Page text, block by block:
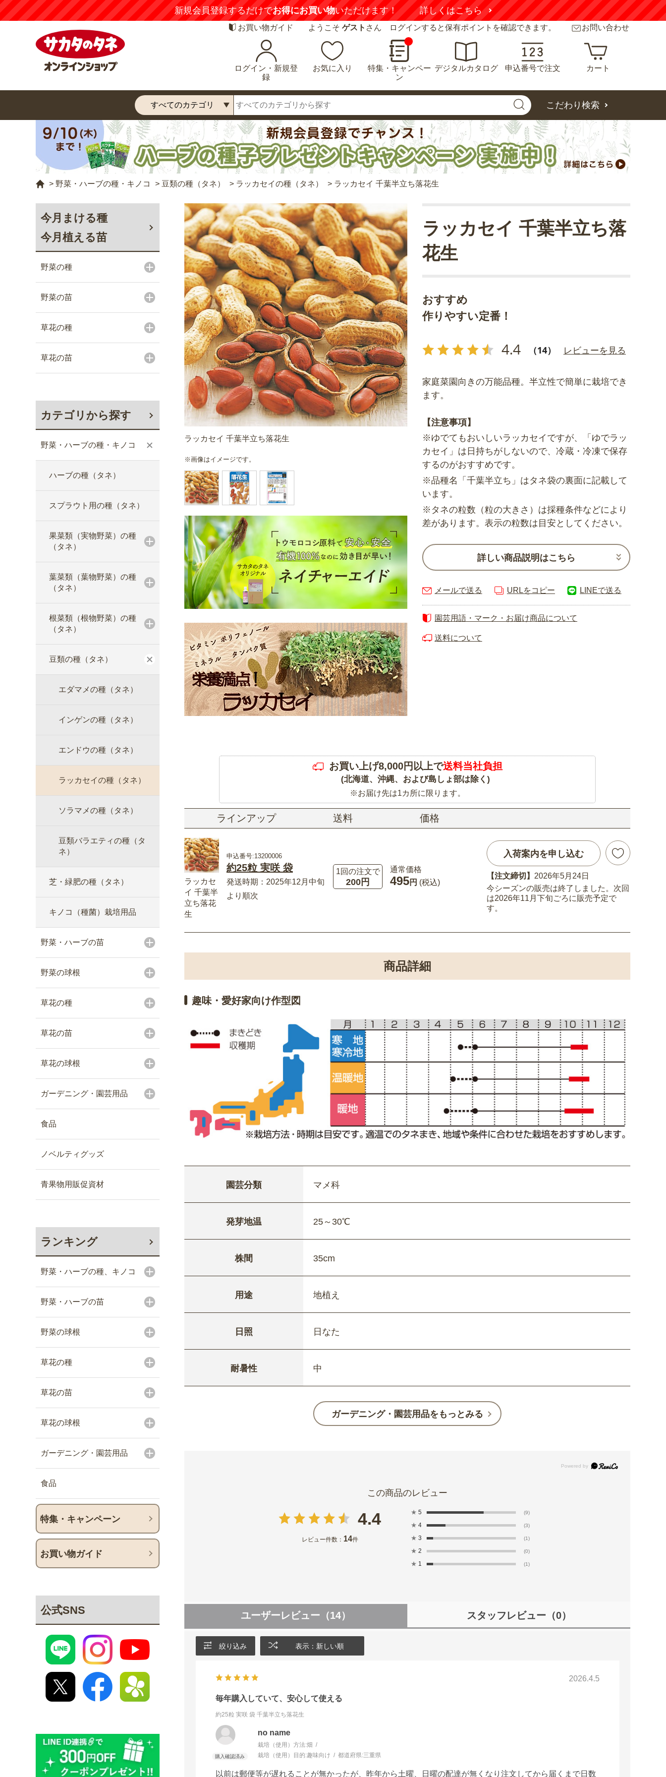
新規会員登録するだけでお得にお買い物いただけます！ 詳しくはこちら
お買い物ガイド ようこそ ゲスト さん ログインすると保有ポイントを確認できます。 お問い合わせ
ログイン・新規登
録
お気に入り
特集・キャンペー
ン
デジタルカタログ 申込番号で注文 カート
こだわり検索
> 野菜・ハーブの種・キノコ > 豆類の種（タネ） > ラッカセイの種（タネ） > ラッカセイ 千葉半立ち落花生
今月まける種
今月植える苗
野菜の種
野菜の苗
草花の種
草花の苗
カテゴリから探す
野菜・ハーブの種・キノコ
ハーブの種（タネ）
スプラウト用の種（タネ）
果菜類（実物野菜）の種
（タネ）
葉菜類（葉物野菜）の種
（タネ）
根菜類（根物野菜）の種
（タネ）
豆類の種（タネ）
エダマメの種（タネ）
インゲンの種（タネ）
エンドウの種（タネ）
ラッカセイの種（タネ）
ソラマメの種（タネ）
豆類バラエティの種（タ
ネ）
芝・緑肥の種（タネ）
キノコ（種菌）栽培用品
野菜・ハーブの苗
野菜の球根
草花の種
草花の苗
草花の球根
ガーデニング・園芸用品
食品
ノベルティグッズ
青果物用販促資材
ランキング
野菜・ハーブの種、キノコ
野菜・ハーブの苗
野菜の球根
草花の種
草花の苗
草花の球根
ガーデニング・園芸用品
食品
特集・キャンペーン
お買い物ガイド
公式SNS
ラッカセイ 千葉半立ち落花生
※画像はイメージです。
おすすめ
作りやすい定番！
4.4 （14） レビューを見る
ラッカセイ 千葉半立ち落
花生
家庭菜園向きの万能品種。半立性で簡単に栽培でき
ます。
【注意事項】
※ゆでてもおいしいラッカセイですが、「ゆでラッ
カセイ」は日持ちがしないので、冷蔵・冷凍で保存
するのがおすすめです。
※品種名「千葉半立ち」はタネ袋の裏面に記載して
います。
※タネの粒数（粒の大きさ）は採種条件などにより
差があります。表示の粒数は目安としてください。
詳しい商品説明はこちら
メールで送る URLをコピー LINEで送る
園芸用語・マーク・お届け商品について
送料について
お買い上げ8,000円以上で送料当社負担
(北海道、沖縄、および島しょ部は除く)
※お届け先は1カ所に限ります。
ラインアップ 送料 価格
ラッカセ
イ 千葉半
立ち落花
生
申込番号:13200006
約25粒 実咲 袋
発送時期：2025年12月中旬
より順次
1回の注文で
200円
通常価格
495円 (税込)
入荷案内を申し込む
【注文締切】 2026年5月24日
今シーズンの販売は終了しました。次回
は2026年11月下旬ごろに販売予定で
す。
商品詳細
趣味・愛好家向け作型図
園芸分類 マメ科
発芽地温 25～30℃
株間 35cm
用途 地植え
日照 日なた
耐暑性 中
ガーデニング・園芸用品をもっとみる
4.4
レビュー件数： 14件
★ 5 (9)
★ 4 (3)
★ 3 (1)
★ 2 (0)
★ 1 (1)
ユーザーレビュー （14） スタッフレビュー （0）
絞り込み 表示：新しい順
2026.4.5
毎年購入していて、安心して使える
約25粒 実咲 袋 千葉半立ち落花生
no name
栽培（使用）方法:畑
栽培（使用）目的:趣味向け 都道府県:三重県
以前は郵便等が遅れることが無かったが、昨年から土曜、日曜の配達が無くなり注文してから届くまで日数